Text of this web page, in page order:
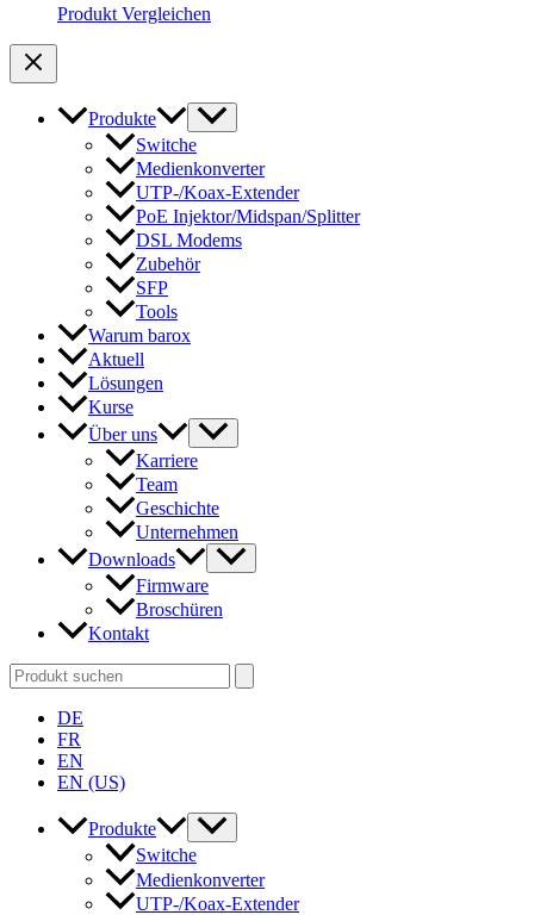
Produkt Vergleichen
Produkte
Switche
Medienkonverter
UTP-/Koax-Extender
PoE Injektor/Midspan/Splitter
DSL Modems
Zubehör
SFP
Tools
Warum barox
Aktuell
Lösungen
Kurse
Über uns
Karriere
Team
Geschichte
Unternehmen
Downloads
Firmware
Broschüren
Kontakt
Search
for:
DE
FR
EN
EN (US)
Produkte
Switche
Medienkonverter
UTP-/Koax-Extender